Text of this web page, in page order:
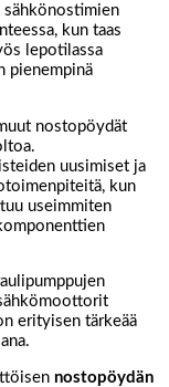
kun taas
lepotilassa
pienempinä
nostopöydät
uusimiset ja
kun
useimmiten
erityisen tärkeää
nostopöydän